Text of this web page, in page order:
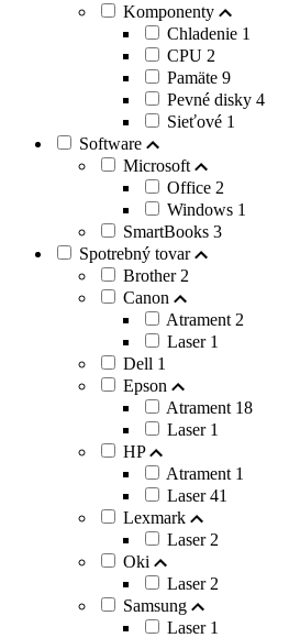
Komponenty
Chladenie 1
CPU 2
Pamäte 9
Pevné disky 4
Sieťové 1
Software
Microsoft
Office 2
Windows 1
SmartBooks 3
Spotrebný tovar
Brother 2
Canon
Atrament 2
Laser 1
Dell 1
Epson
Atrament 18
Laser 1
HP
Atrament 1
Laser 41
Lexmark
Laser 2
Oki
Laser 2
Samsung
Laser 1